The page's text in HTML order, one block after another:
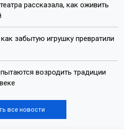
рассказала, как оживить
забытую игрушку превратили
возродить традиции
все новости